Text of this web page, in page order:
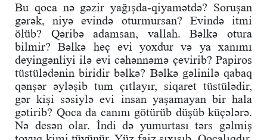
Bu qoca nə gəzir yağışda-qiyamətdə? Soruşan
gərək, niyə evində oturmursan? Evində itmi
ölüb? Qəribə adamsan, vallah. Bəlkə otura
bilmir? Bəlkə heç evi yoxdur və ya xanımı
deyingənliyi ilə evi cəhənnəmə çevirib? Papiros
tüstülədənin biridir bəlkə? Bəlkə gəlinilə qabaq
qənşər əyləşib tum çıtlayır, siqaret tüstülədir,
gər kişi səsiylə evi insan yaşamayan bir hala
gətirib? Qoca da canını götürüb düşüb küçələrə.
Nə desən olar. İndi də yumurtası tərs gəlmiş